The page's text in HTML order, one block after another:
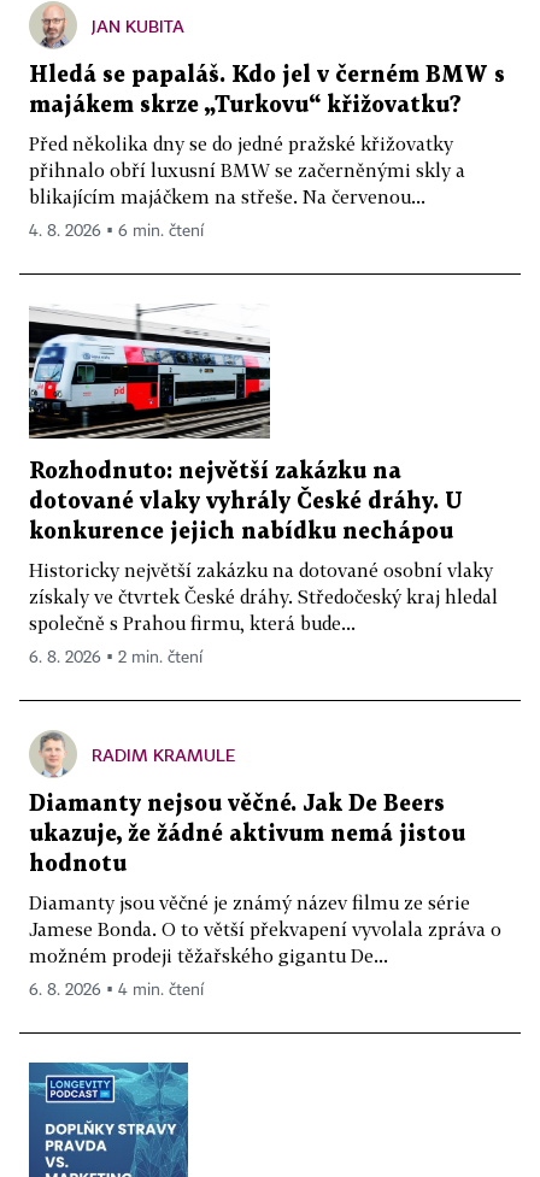
JAN KUBITA
Hledá se papaláš. Kdo jel v černém BMW s
majákem skrze „Turkovu“ křižovatku?
Před několika dny se do jedné pražské křižovatky
přihnalo obří luxusní BMW se začerněnými skly a
blikajícím majáčkem na střeše. Na červenou...
4. 8. 2026 ▪ 6 min. čtení
Rozhodnuto: největší zakázku na
dotované vlaky vyhrály České dráhy. U
konkurence jejich nabídku nechápou
Historicky největší zakázku na dotované osobní vlaky
získaly ve čtvrtek České dráhy. Středočeský kraj hledal
společně s Prahou firmu, která bude...
6. 8. 2026 ▪ 2 min. čtení
RADIM KRAMULE
Diamanty nejsou věčné. Jak De Beers
ukazuje, že žádné aktivum nemá jistou
hodnotu
Diamanty jsou věčné je známý název filmu ze série
Jamese Bonda. O to větší překvapení vyvolala zpráva o
možném prodeji těžařského gigantu De...
6. 8. 2026 ▪ 4 min. čtení